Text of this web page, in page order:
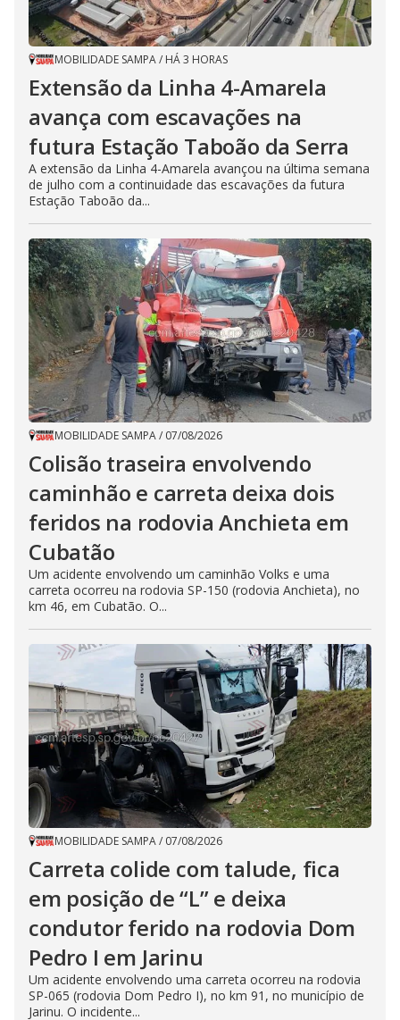
MOBILIDADE SAMPA/ HÁ 3 HORAS
Extensão da Linha 4-Amarela
avança com escavações na
futura Estação Taboão da Serra
A extensão da Linha 4-Amarela avançou na última semana
de julho com a continuidade das escavações da futura
Estação Taboão da...
MOBILIDADE SAMPA/ 07/08/2026
Colisão traseira envolvendo
caminhão e carreta deixa dois
feridos na rodovia Anchieta em
Cubatão
Um acidente envolvendo um caminhão Volks e uma
carreta ocorreu na rodovia SP-150 (rodovia Anchieta), no
km 46, em Cubatão. O...
MOBILIDADE SAMPA/ 07/08/2026
Carreta colide com talude, fica
em posição de “L” e deixa
condutor ferido na rodovia Dom
Pedro I em Jarinu
Um acidente envolvendo uma carreta ocorreu na rodovia
SP-065 (rodovia Dom Pedro I), no km 91, no município de
Jarinu. O incidente...